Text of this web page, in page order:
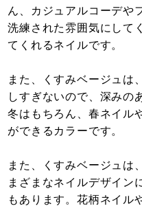
ん、カジュアルコーデや
洗練された雰囲気にして
てくれるネイルです。
また、くすみベージュは
しすぎないので、深みの
冬はもちろん、春ネイル
ができるカラーです。
また、くすみベージュは
まざまなネイルデザイン
もあります。花柄ネイル